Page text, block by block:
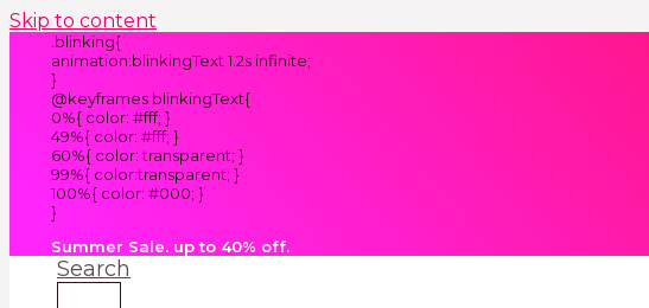
Skip to content
.blinking{
animation:blinkingText 1.2s infinite;
}
@keyframes blinkingText{
0%{ color: #fff; }
49%{ color: #fff; }
60%{ color: transparent; }
99%{ color:transparent; }
100%{ color: #000; }
}
Summer Sale. up to 40% off.
Search